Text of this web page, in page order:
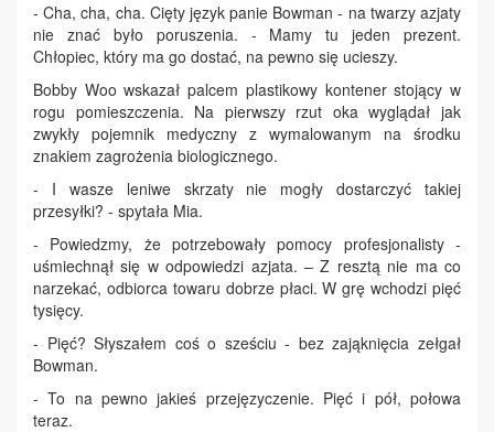
- Cha, cha, cha. Cięty język panie Bowman - na twarzy azjaty
nie znać było poruszenia. - Mamy tu jeden prezent.
Chłopiec, który ma go dostać, na pewno się ucieszy.
Bobby Woo wskazał palcem plastikowy kontener stojący w
rogu pomieszczenia. Na pierwszy rzut oka wyglądał jak
zwykły pojemnik medyczny z wymalowanym na środku
znakiem zagrożenia biologicznego.
- I wasze leniwe skrzaty nie mogły dostarczyć takiej
przesyłki? - spytała Mia.
- Powiedzmy, że potrzebowały pomocy profesjonalisty -
uśmiechnął się w odpowiedzi azjata. – Z resztą nie ma co
narzekać, odbiorca towaru dobrze płaci. W grę wchodzi pięć
tysięcy.
- Pięć? Słyszałem coś o sześciu - bez zająknięcia zełgał
Bowman.
- To na pewno jakieś przejęzyczenie. Pięć i pół, połowa
teraz.